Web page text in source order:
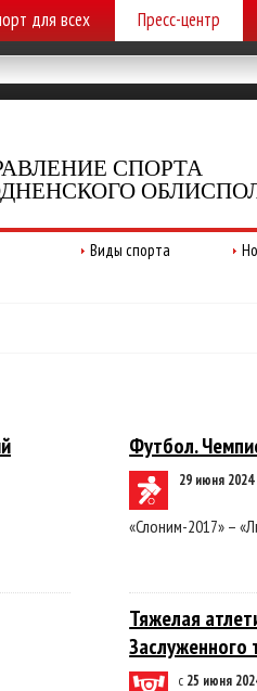
для всех Пресс-центр
СПОРТА
Виды спорта
Футбол.
29 июня 2024
«Слоним-2017» –
Тяжелая
Заслуженного
с 25 июня